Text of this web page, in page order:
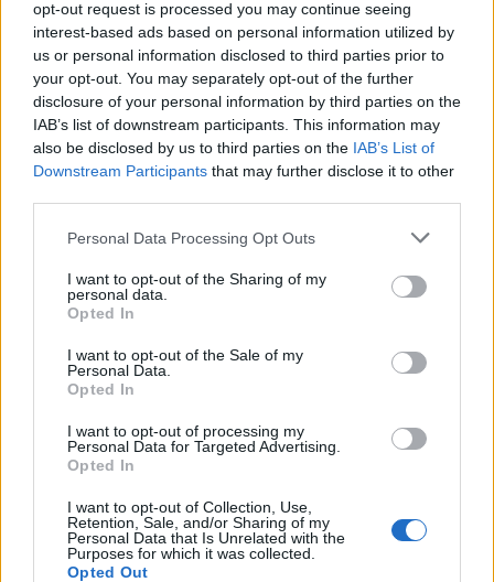
opt-out request is processed you may continue seeing
interest-based ads based on personal information utilized by
us or personal information disclosed to third parties prior to
your opt-out. You may separately opt-out of the further
disclosure of your personal information by third parties on the
IAB’s list of downstream participants. This information may
also be disclosed by us to third parties on the IAB’s List of
Downstream Participants that may further disclose it to other
Personal Data Processing Opt Outs
I want to opt-out of the Sharing of my
personal data.
Opted In
I want to opt-out of the Sale of my
Personal Data.
Opted In
I want to opt-out of processing my
Personal Data for Targeted Advertising.
Opted In
I want to opt-out of Collection, Use,
Retention, Sale, and/or Sharing of my
Personal Data that Is Unrelated with the
Purposes for which it was collected.
Opted Out
Ενεργειακό Στοίχημα: Η Ελλάδα
Προετοιμάζεται για Εκτόξευση της Ζήτησης
Ρεύματος
Σε μία εποχή που η ενεργειακή μετάβαση βρίσκεται στο